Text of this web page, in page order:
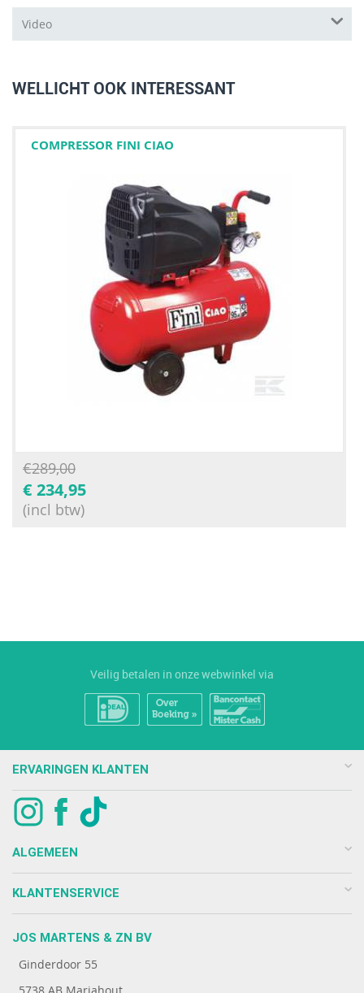
Video
WELLICHT OOK INTERESSANT
COMPRESSOR FINI CIAO
€289,00
€ 234,95
(incl btw)
Veilig betalen in onze webwinkel via
ERVARINGEN KLANTEN
ALGEMEEN
KLANTENSERVICE
JOS MARTENS & ZN BV
Ginderdoor 55